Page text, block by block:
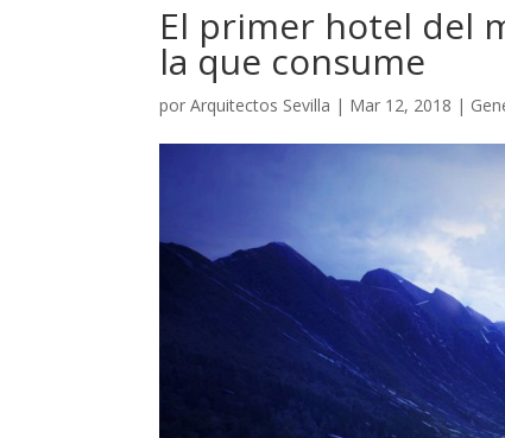
El primer hotel del
la que consume
porArquitectos Sevilla | Mar 12, 2018 |